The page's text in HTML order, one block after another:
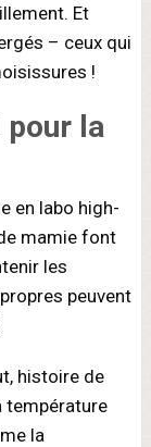
Et
– ceux qui
!
pour la
en labo high-
mamie font
les
peuvent
histoire de
température
la